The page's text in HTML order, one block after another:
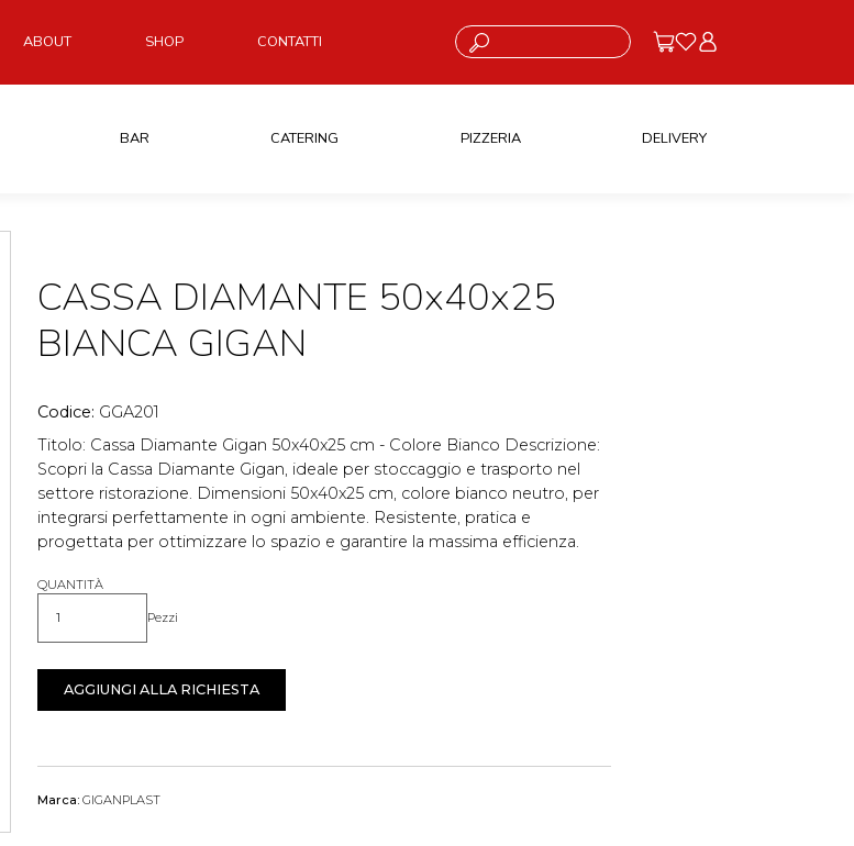
ABOUT SHOP CONTATTI Cosa stai cercando?
BAR CATERING PIZZERIA DELIVERY
CASSA DIAMANTE 50x40x25
BIANCA GIGAN
Codice: GGA201
Titolo: Cassa Diamante Gigan 50x40x25 cm - Colore Bianco Descrizione:
Scopri la Cassa Diamante Gigan, ideale per stoccaggio e trasporto nel
settore ristorazione. Dimensioni 50x40x25 cm, colore bianco neutro, per
integrarsi perfettamente in ogni ambiente. Resistente, pratica e
progettata per ottimizzare lo spazio e garantire la massima efficienza.
QUANTITÀ
Quantità Pezzi
AGGIUNGI ALLA RICHIESTA
Marca: GIGANPLAST